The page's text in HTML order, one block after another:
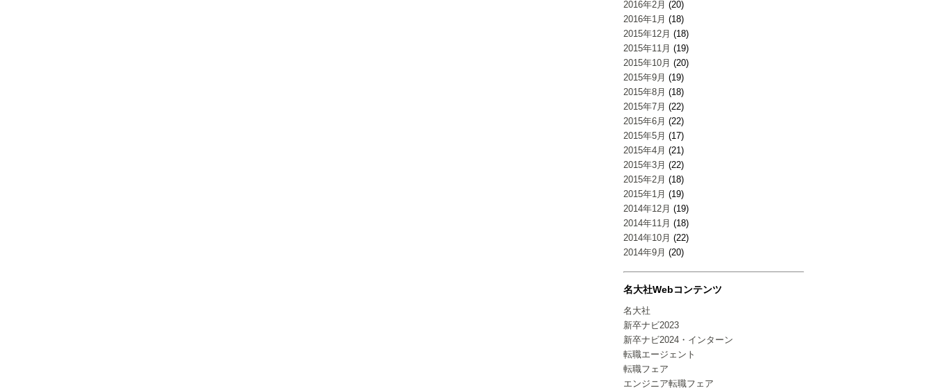
2016年2月 (20)
2016年1月 (18)
2015年12月 (18)
2015年11月 (19)
2015年10月 (20)
2015年9月 (19)
2015年8月 (18)
2015年7月 (22)
2015年6月 (22)
2015年5月 (17)
2015年4月 (21)
2015年3月 (22)
2015年2月 (18)
2015年1月 (19)
2014年12月 (19)
2014年11月 (18)
2014年10月 (22)
2014年9月 (20)
名大社Webコンテンツ
名大社
新卒ナビ2023
新卒ナビ2024・インターン
転職エージェント
転職フェア
エンジニア転職フェア